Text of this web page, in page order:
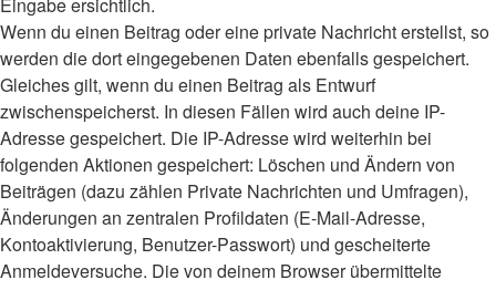
Wenn du einen Beitrag oder eine private Nachricht erstellst, so
werden die dort eingegebenen Daten ebenfalls gespeichert.
Gleiches gilt, wenn du einen Beitrag als Entwurf
zwischenspeicherst. In diesen Fällen wird auch deine IP-
Adresse gespeichert. Die IP-Adresse wird weiterhin bei
folgenden Aktionen gespeichert: Löschen und Ändern von
Beiträgen (dazu zählen Private Nachrichten und Umfragen),
Änderungen an zentralen Profildaten (E-Mail-Adresse,
Kontoaktivierung, Benutzer-Passwort) und gescheiterte
Anmeldeversuche. Die von deinem Browser übermittelte